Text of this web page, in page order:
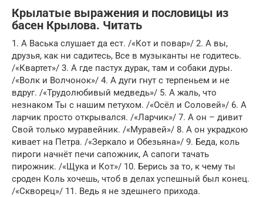
Крылатые выражения и пословицы из
басен Крылова. Читать
1. А Васька слушает да ест. /«Кот и повар»/ 2. А вы,
друзья, как ни садитесь, Все в музыканты не годитесь.
/«Квартет»/ 3. А где пастух дурак, там и собаки дуры.
/«Волк и Волчонок»/ 4. А дуги гнут с терпеньем и не
вдруг. /«Трудолюбивый медведь»/ 5. А жаль, что
незнаком Ты с нашим петухом. /«Осёл и Соловей»/ 6. А
ларчик просто открывался. /«Ларчик»/ 7. А он – дивит
Свой только муравейник. /«Муравей»/ 8. А он украдкою
кивает на Петра. /«Зеркало и Обезьяна»/ 9. Беда, коль
пироги начнёт печи сапожник, А сапоги тачать
пирожник. /«Щука и Кот»/ 10. Берись за то, к чему ты
сроден Коль хочешь, чтоб в делах успешный был конец.
/«Скворец»/ 11. Ведь я не здешнего прихода.